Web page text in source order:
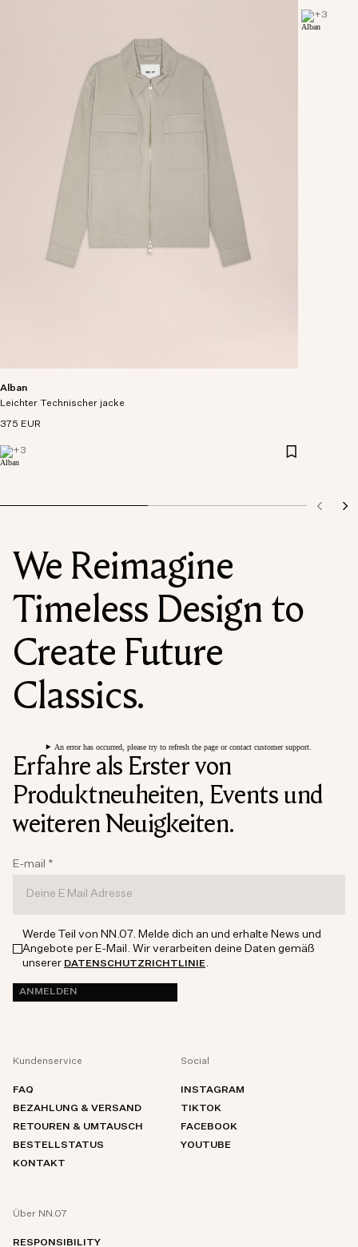
Alban
Leichter Technischer jacke
375 EUR
+3
+3
We Reimagine
Timeless Design to
Create Future
Classics.
An error has occurred, please try to refresh the page or contact customer support.
Erfahre als Erster von
Produktneuheiten, Events und
weiteren Neuigkeiten.
E-mail *
Werde Teil von NN.07. Melde dich an und erhalte News und
Angebote per E-Mail. Wir verarbeiten deine Daten gemäß
unserer DATENSCHUTZRICHTLINIE
ANMELDEN
Kundenservice
FAQ
BEZAHLUNG & VERSAND
RETOUREN & UMTAUSCH
BESTELLSTATUS
KONTAKT
Social
INSTAGRAM
TIKTOK
FACEBOOK
YOUTUBE
Über NN.07
RESPONSIBILITY